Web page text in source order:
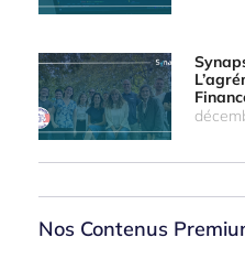
Nos Contenus